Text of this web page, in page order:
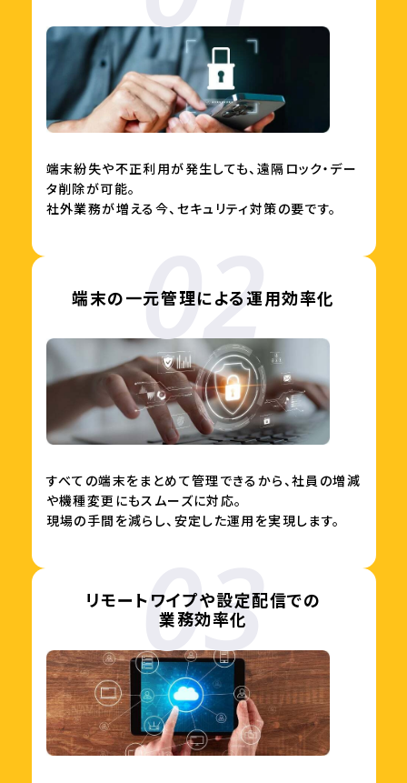
端末紛失や不正利用が発生しても、遠隔ロック・デー
タ削除が可能。
社外業務が増える今、セキュリティ対策の要です。
端末の一元管理による運用効率化
すべての端末をまとめて管理できるから、社員の増減
や機種変更にもスムーズに対応。
現場の手間を減らし、安定した運用を実現します。
リモートワイプや設定配信での
業務効率化